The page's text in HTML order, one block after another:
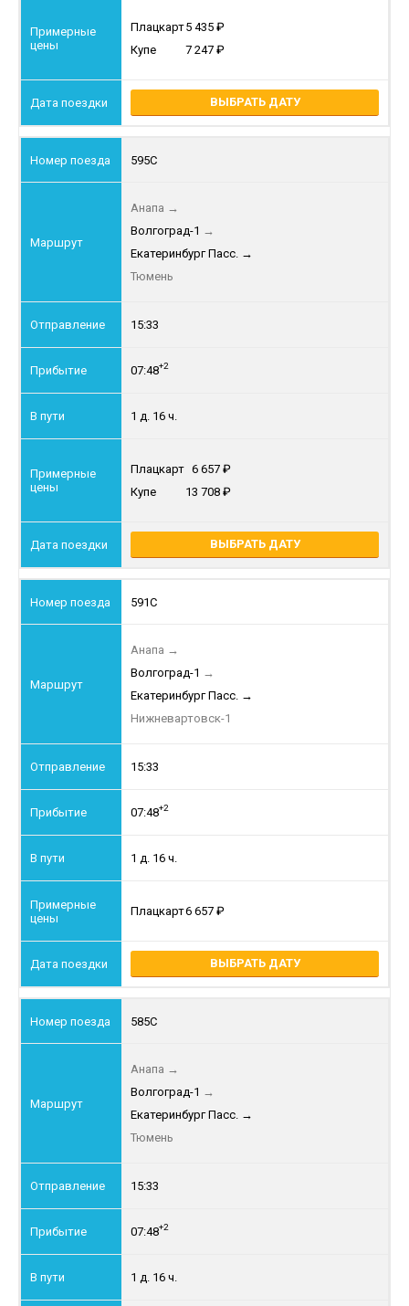
Плацкарт5 435
Купе
7 247
ВЫБРАТЬ ДАТУ
595С
Анапа →
Волгоград-1 →
Екатеринбург Пасс. →
Тюмень
15:33
07:48+2
1 д. 16 ч.
Плацкарт 6 657
Купе
13 708
ВЫБРАТЬ ДАТУ
591С
Анапа →
Волгоград-1 →
Екатеринбург Пасс. →
Нижневартовск-1
15:33
07:48+2
1 д. 16 ч.
Плацкарт6 657
ВЫБРАТЬ ДАТУ
585С
Анапа →
Волгоград-1 →
Екатеринбург Пасс. →
Тюмень
15:33
07:48+2
1 д. 16 ч.